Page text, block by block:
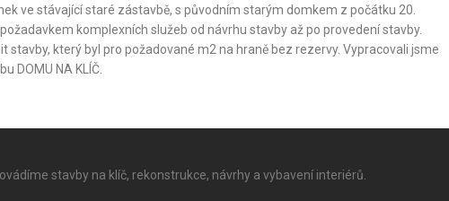
ve stávající staré zástavbě, s původním starým domkem z počátku 20.
komplexních služeb od návrhu stavby až po provedení stavby.
který byl pro požadované m2 na hraně bez rezervy. Vypracovali jsme
DOMU NA KLÍČ.
stavby na klíč, rekonstrukce, návrhy a vybavení interiérů.